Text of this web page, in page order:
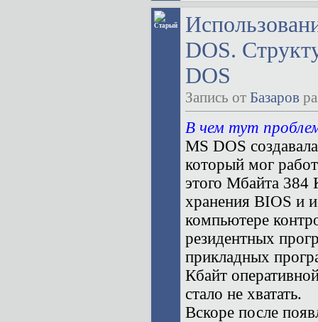
DOS.
DOS
Запись от Базаров
В чем тут
MS DOS
который мог
этого Мбайта 384
хранения BIOS и
компьютере
резидентных
прикладных
Кбайт
стало не хватать.
Вскоре после